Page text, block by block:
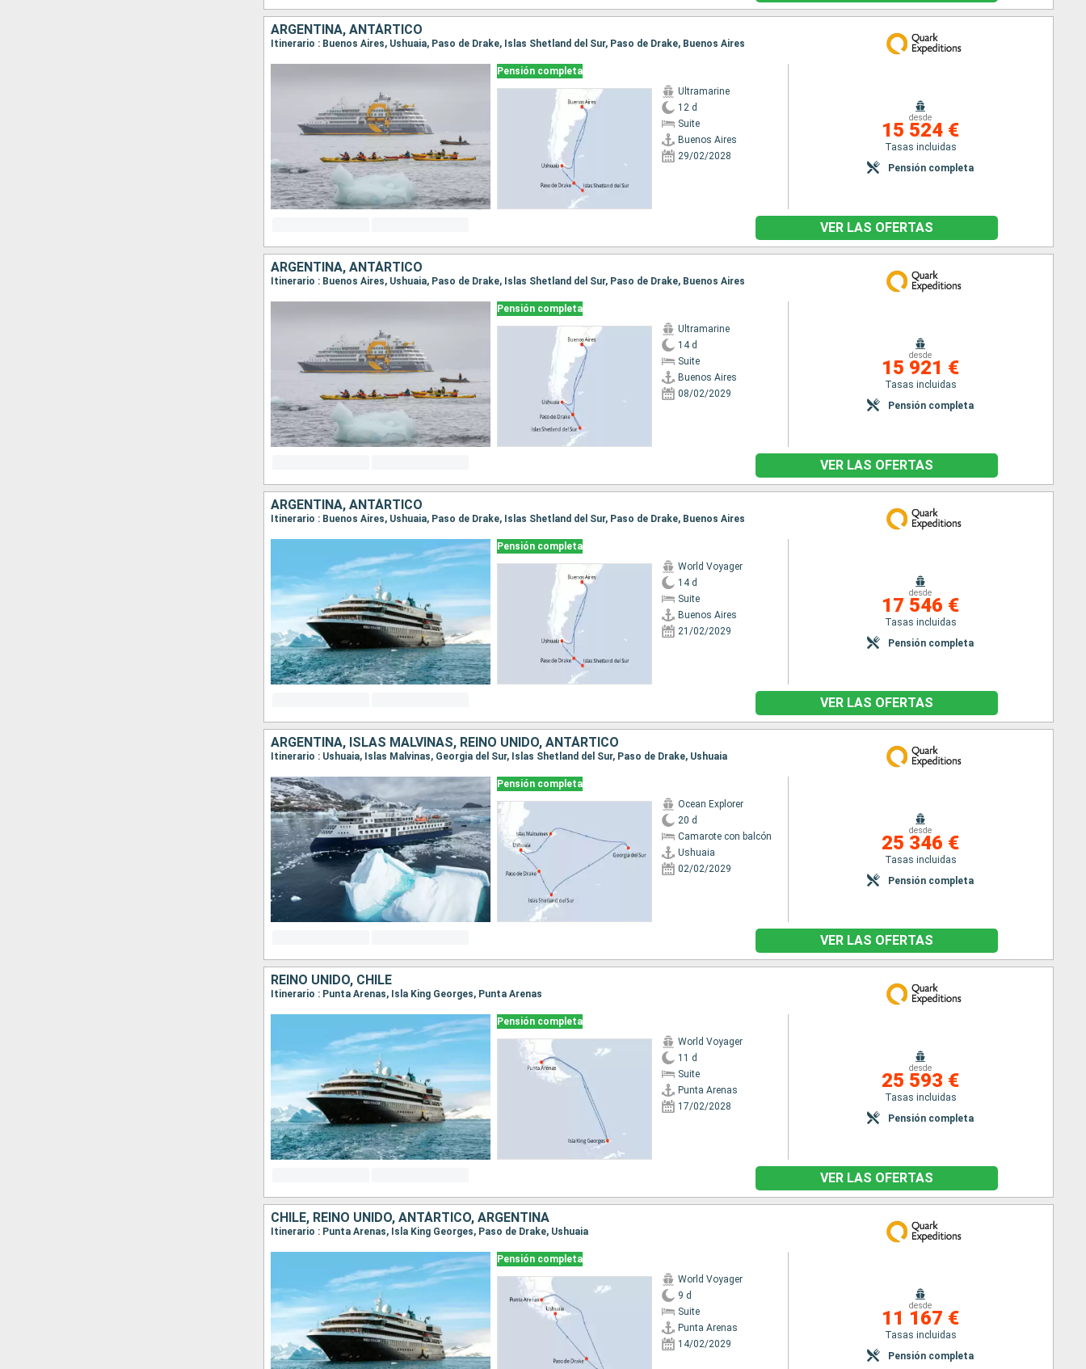
ARGENTINA, ANTÁRTICO
Itinerario : Buenos Aires, Ushuaia, Paso de Drake, Islas Shetland del Sur, Paso de Drake, Buenos Aires
Pensión completa
Ultramarine
12 d
Suite
Buenos Aires
29/02/2028
desde
15 524 €
Tasas incluidas
Pensión completa
VER LAS OFERTAS
ARGENTINA, ANTÁRTICO
Itinerario : Buenos Aires, Ushuaia, Paso de Drake, Islas Shetland del Sur, Paso de Drake, Buenos Aires
Pensión completa
Ultramarine
14 d
Suite
Buenos Aires
08/02/2029
desde
15 921 €
Tasas incluidas
Pensión completa
VER LAS OFERTAS
ARGENTINA, ANTÁRTICO
Itinerario : Buenos Aires, Ushuaia, Paso de Drake, Islas Shetland del Sur, Paso de Drake, Buenos Aires
Pensión completa
World Voyager
14 d
Suite
Buenos Aires
21/02/2029
desde
17 546 €
Tasas incluidas
Pensión completa
VER LAS OFERTAS
ARGENTINA, ISLAS MALVINAS, REINO UNIDO, ANTÁRTICO
Itinerario : Ushuaia, Islas Malvinas, Georgia del Sur, Islas Shetland del Sur, Paso de Drake, Ushuaia
Pensión completa
Ocean Explorer
20 d
Camarote con balcón
Ushuaia
02/02/2029
desde
25 346 €
Tasas incluidas
Pensión completa
VER LAS OFERTAS
REINO UNIDO, CHILE
Itinerario : Punta Arenas, Isla King Georges, Punta Arenas
Pensión completa
World Voyager
11 d
Suite
Punta Arenas
17/02/2028
desde
25 593 €
Tasas incluidas
Pensión completa
VER LAS OFERTAS
CHILE, REINO UNIDO, ANTÁRTICO, ARGENTINA
Itinerario : Punta Arenas, Isla King Georges, Paso de Drake, Ushuaia
Pensión completa
World Voyager
9 d
Suite
Punta Arenas
14/02/2029
desde
11 167 €
Tasas incluidas
Pensión completa